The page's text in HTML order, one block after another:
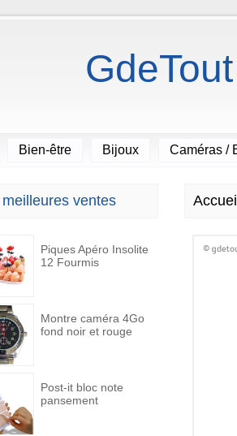
GdeTout
Bien-être Bijoux Caméras /
ventes
Piques Apéro Insolite
12 Fourmis
Montre caméra 4Go
fond noir et rouge
Post-it bloc note
pansement
Accueil